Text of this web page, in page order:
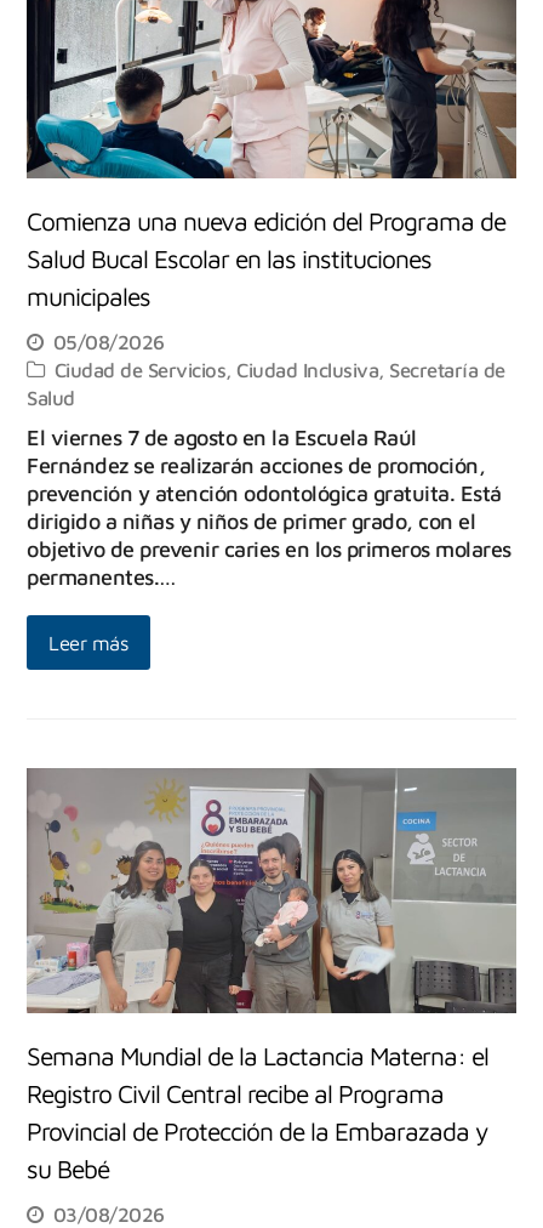
Comienza una nueva edición del Programa de
Salud Bucal Escolar en las instituciones
municipales
05/08/2026
Ciudad de Servicios,Ciudad Inclusiva, Secretaría de
Salud
El viernes 7 de agosto en la Escuela Raúl
Fernández se realizarán acciones de promoción,
prevención y atención odontológica gratuita. Está
dirigido a niñas y niños de primer grado, con el
objetivo de prevenir caries en los primeros molares
permanentes.…
Leer más
Semana Mundial de la Lactancia Materna: el
Registro Civil Central recibe al Programa
Provincial de Protección de la Embarazada y
su Bebé
03/08/2026